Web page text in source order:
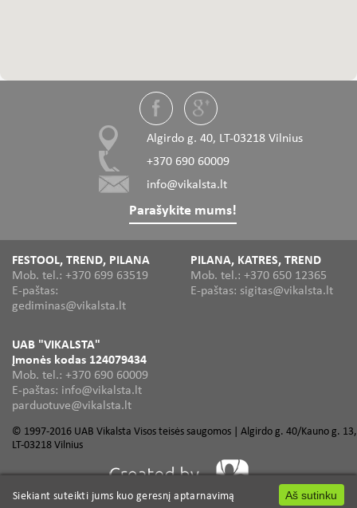
Algirdo g. 40, LT-03218 Vilnius
+370 690 60009
info@vikalsta.lt
Parašykite mums!
FESTOOL, TREND, PILANA
Mob. tel.: +370 699 63519
E-paštas:
gediminas@vikalsta.lt
PILANA, KATRES, TREND
Mob. tel.: +370 650 12365
E-paštas: sigitas@vikalsta.lt
UAB "VIKALSTA"
Įmonės kodas 124079434
Mob. tel.: +370 690 60009
E-paštas: info@vikalsta.lt
parduotuve@vikalsta.lt
© 1997-2016 UAB Vikalsta Visos teisės saugomos | Algirdo g. 40/Kauno g. 13,
LT-03218 Vilnius
PROF TCT sunėrimo frezos Elektriniai įrankiai Profesionalūs įrankiai
Aš sutinku
Siekiant suteikti jums kuo geresnį aptarnavimą Aš sutinku
Siekiant suteikti jums kuo geresnį aptarnavimą